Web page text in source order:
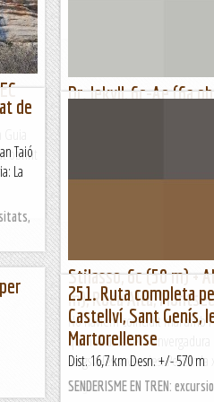
obrint
Dr. Jekyll, 6c-Ae (6a
seu temps a ajudar segments
de
Taió
La
Stilasso, 6c (50 m) +
m), Roca Alta,
No havíem coincidit mai amb
quan veus la seva envergadura
llargs a les seves vies. Petem la
Lo gall
251. Ruta completa
Castellví, Sant Genís,
Martorellense
Dist. 16,7 km Desn. +/- 570 m
SENDERISME EN TREN: